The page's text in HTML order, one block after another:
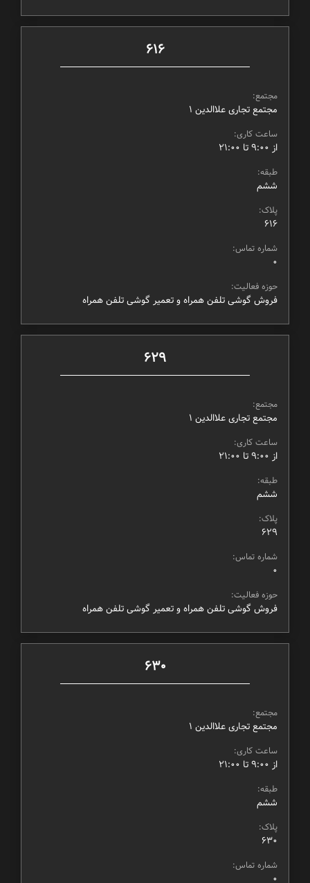
616
مجتمع:
مجتمع تجاری علاالدین ۱
ساعت کاری:
از ۹:۰۰ تا ۲۱:۰۰
طبقه:
ششم
پلاک:
616
شماره تماس:
0
حوزه فعالیت:
فروش گوشی تلفن همراه و تعمیر گوشی تلفن همراه
629
مجتمع:
مجتمع تجاری علاالدین ۱
ساعت کاری:
از ۹:۰۰ تا ۲۱:۰۰
طبقه:
ششم
پلاک:
629
شماره تماس:
0
حوزه فعالیت:
فروش گوشی تلفن همراه و تعمیر گوشی تلفن همراه
630
مجتمع:
مجتمع تجاری علاالدین ۱
ساعت کاری:
از ۹:۰۰ تا ۲۱:۰۰
طبقه:
ششم
پلاک:
630
شماره تماس:
0